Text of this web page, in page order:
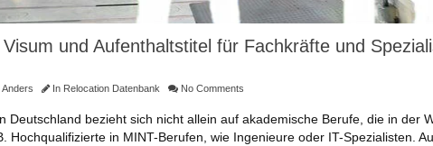
und Aufenthaltstitel für Fachkräfte und
In Relocation Datenbank No Comments
Deutschland bezieht sich nicht allein auf akademische Berufe, die in der
Hochqualifizierte in MINT-Berufen, wie Ingenieure oder IT-Spezialisten.